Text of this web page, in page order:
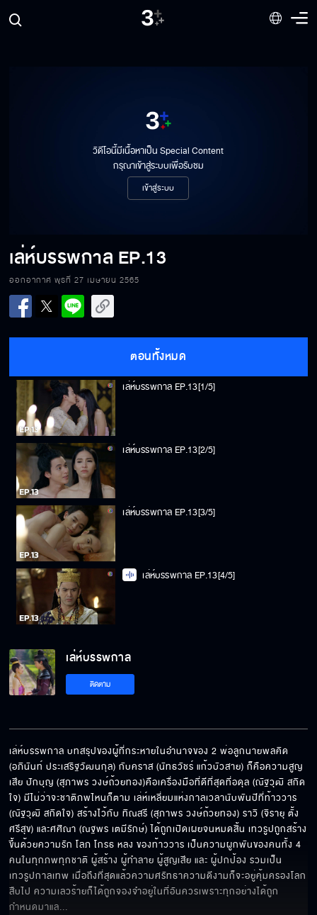
วิดีโอนี้มีเนื้อหาเป็น Special Content
กรุณาเข้าสู่ระบบเพื่อรับชม
เข้าสู่ระบบ
เล่ห์บรรพกาล EP.13
ออกอากาศ พุธที่ 27 เมษายน 2565
ตอนทั้งหมด
เล่ห์บรรพกาล EP.13[1/5]
เล่ห์บรรพกาล EP.13[2/5]
เล่ห์บรรพกาล EP.13[3/5]
เล่ห์บรรพกาล EP.13[4/5]
เล่ห์บรรพกาล
ติดตาม
เล่ห์บรรพกาล บทสรุปของผู้ที่กระหายในอำนาจของ 2 พ่อลูกนายพลคิด
(อภินันท์ ประเสริฐวัฒนกุล) กับคราส (นัทธวัชร์ แก้วบัวสาย) ก็คือความสูญ
เสีย ปักบุญ (สุภาพร วงษ์ถ้วยทอง)คือเครื่องมือที่ดีที่สุดที่อดุล (ณัฐวุฒิ สกิด
ใจ) มีไม่ว่าจะชาติภพไหนก็ตาม เล่ห์เหลี่ยมแห่งกาลเวลานับพันปีที่ท้าววาร
(ณัฐวุฒิ สกิดใจ) สร้างไว้กับ ทิณสรี (สุภาพร วงษ์ถ้วยทอง) ราวิ (จิรายุ ตั้ง
ศรีสุข) และศศิณา (ณฐพร เตมีรักษ์) ได้ถูกเปิดเผยจนหมดสิ้น เทวรูปถูกสร้าง
ขึ้นด้วยความรัก โลภ โกรธ หลง ของท้าววาร เป็นความผูกพันของคนทั้ง 4
คนในทุกภพทุกชาติ ผู้สร้าง ผู้ทำลาย ผู้สูญเสีย และ ผู้ปกป้อง รวมเป็น
เทวรูปกาลเทพ เมื่อถึงที่สุดแล้วความศรัทธาความดีงามก็จะอยู่คุ้มครองโลก
สืบไป ความเลวร้ายก็ได้ถูกจองจำอยู่ในที่อันควรเพราะทุกอย่างได้ถูก
กำหนดมาแล...